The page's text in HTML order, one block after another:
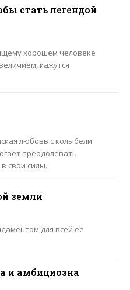
стать легендой
хорошем человеке
кажутся
любовь с колыбели
преодолевать
свои силы.
земли
для всей её
и амбициозна